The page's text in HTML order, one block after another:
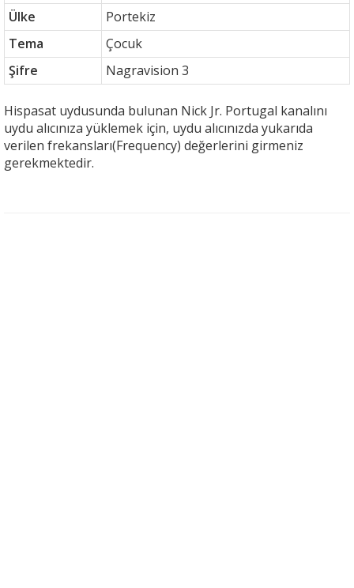
Ülke
Portekiz
Tema
Çocuk
Şifre
Nagravision 3
Hispasat uydusunda bulunan Nick Jr. Portugal kanalını
uydu alıcınıza yüklemek için, uydu alıcınızda yukarıda
verilen frekansları(Frequency) değerlerini girmeniz
gerekmektedir.